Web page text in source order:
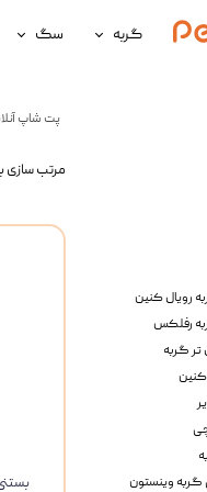
گربه
لوازم نگهداری گربه
سگ
لوازم
سلامتی
پت شاپ
مرتب سازی
رویال کنین
رفلکس
گربه
کنین
گربه وینستون